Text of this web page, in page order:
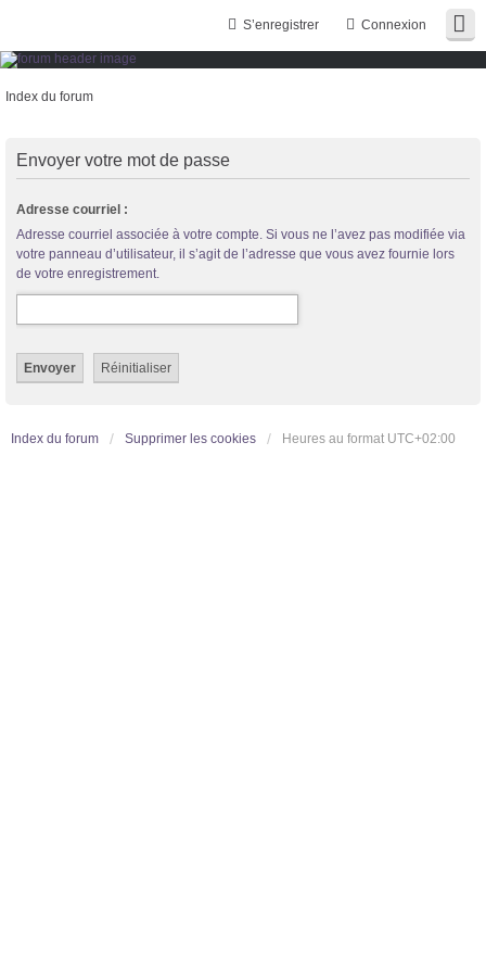
Connexion
S’enregistrer
Trans District
Forum d'information sur les transidentités masculines FtM/FtX/Ft*
Index du forum
Envoyer votre mot de passe
Adresse courriel :
Adresse courriel associée à votre compte. Si vous ne l’avez pas modifiée via
votre panneau d’utilisateur, il s’agit de l’adresse que vous avez fournie lors
de votre enregistrement.
Index du forum Supprimer les cookies Heures au format UTC+02:00